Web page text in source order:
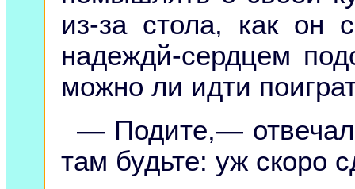
из-за стола, как он
надеждй-сердцем
можно ли идти
— Подите,— отвечал
там будьте: уж скоро